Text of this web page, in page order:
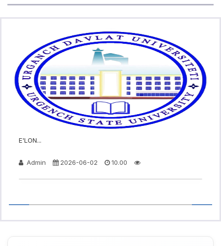
E'LON...
Admin 2026-06-02 10.00